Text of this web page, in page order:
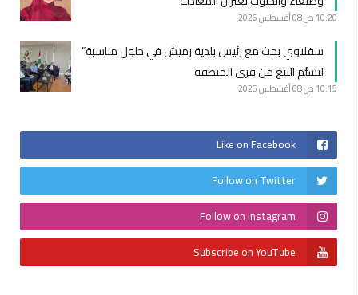
10:20 ص 08 أغسطس 2026
سقلاوي بحث مع رئيس بلدية رميش في حلول مناسبة”
لتسلُّم التبغ من قرى المنطقة
10:15 ص 08 أغسطس 2026
Like on Facebook
Follow on Twitter
Follow on Instagram
Subscribe on YouTube